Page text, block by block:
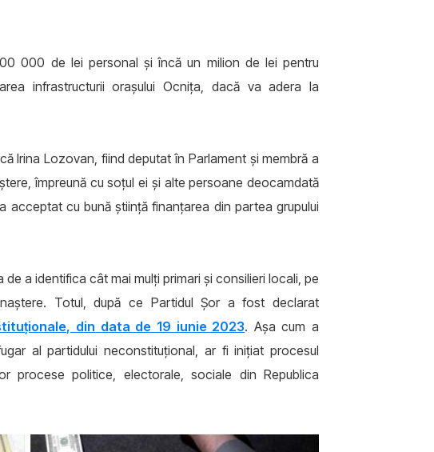
000 de lei personal și încă un milion de lei pentru
infrastructurii orașului Ocnița, dacă va adera la
Irina Lozovan, fiind deputat în Parlament și membră a
împreună cu soțul ei și alte persoane deocamdată
acceptat cu bună știință finanțarea din partea grupului
de a identifica cât mai mulți primari și consilieri locali, pe
Totul, după ce Partidul Șor a fost declarat
din data de 19 iunie 2023. Așa cum a
al partidului neconstituțional, ar fi inițiat procesul
procese politice, electorale, sociale din Republica